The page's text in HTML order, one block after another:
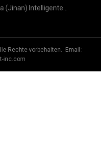
Rechte vorbehalten. Email:
inc.com